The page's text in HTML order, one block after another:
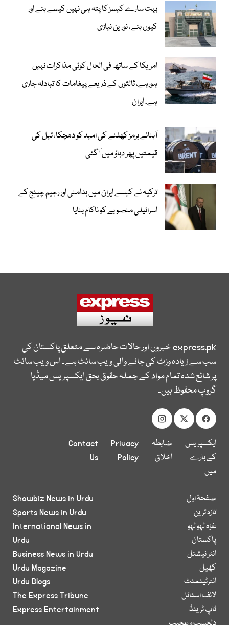
بہت سارے کیسز کا پتہ ہی نہیں کیسے بنے اور
کیوں بنے، نورین نیازی
امریکا کے ساتھ فی الحال کوئی مذاکرات نہیں
ہورہے، ثالثوں کے ذریعے پیغامات کا تبادلہ جاری
ہے، ایران
آبنائے ہرمز کھلنے کی امید کو دھچکا، تیل کی
قیمتیں پھر دباؤ میں آگئی
ترکیہ نے کیسے ایران میں بدامنی اور رجیم چینج کے
اسرائیلی منصوبے کو ناکام بنایا
express.pkخبروں اور حالات حاضرہ سے متعلق پاکستان کی
سب سے زیادہ وزٹ کی جانے والی ویب سائٹ ہے۔ اس ویب سائٹ
پر شائع شدہ تمام مواد کے جملہ حقوق بحق ایکسپریس میڈیا
گروپ محفوظ ہیں۔
ایکسپریس
کے بارے
میں
ضابطہ
اخلاق
Privacy
Policy
Contact
Us
صفحۂ اول
تازہ ترین
غزہ لہو لہو
پاکستان
انٹر نیشنل
کھیل
انٹرٹینمنٹ
لائف اسٹائل
ٹاپ ٹرینڈ
Showbiz News in Urdu
Sports News in Urdu
International News in
Urdu
Business News in Urdu
Urdu Magazine
Urdu Blogs
The Express Tribune
Express Entertainment